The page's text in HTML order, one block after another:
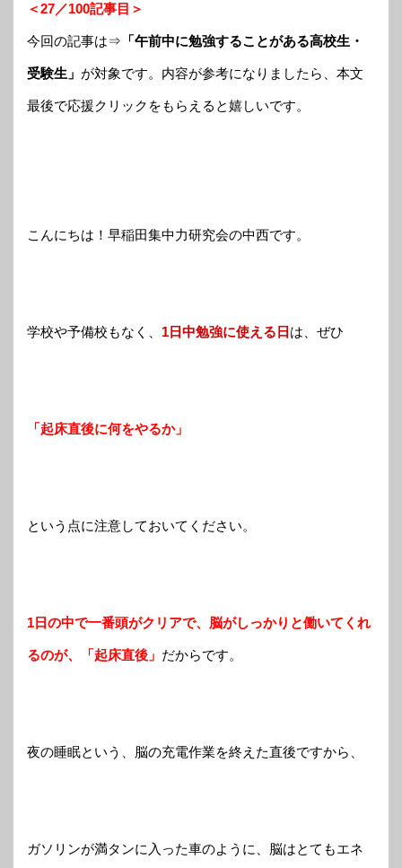
＜27／100記事目＞
今回の記事は⇒ 「午前中に勉強することがある高校生・
受験生」 が対象です。内容が参考になりましたら、本文
最後で応援クリックをもらえると嬉しいです。
こんにちは！早稲田集中力研究会の中西です。
学校や予備校もなく、 1日中勉強に使える日 は、ぜひ
「起床直後に何をやるか」
という点に注意しておいてください。
1日の中で一番頭がクリアで、脳がしっかりと働いてくれ
るのが、「起床直後」 だからです。
夜の睡眠という、脳の充電作業を終えた直後ですから、
ガソリンが満タンに入った車のように、脳はとてもエネ